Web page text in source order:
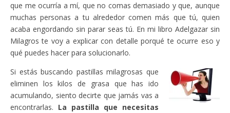
que me ocurría a mí, que no comas demasiado y que, aunque
muchas personas a tu alrededor comen más que tú, quien
acaba engordando sin parar seas tú. En mi libro Adelgazar sin
Milagros te voy a explicar con detalle porqué te ocurre eso y
qué puedes hacer para solucionarlo.
Si estás buscando pastillas milagrosas que
eliminen los kilos de grasa que has ido
acumulando, siento decirte que jamás vas a
encontrarlas. La pastilla que necesitas